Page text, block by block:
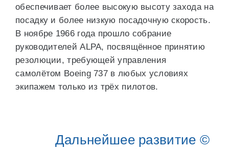
обеспечивает более высокую высоту захода на
посадку и более низкую посадочную скорость.
В ноябре 1966 года прошло собрание
руководителей ALPA, посвящённое принятию
резолюции, требующей управления
самолётом Boeing 737 в любых условиях
экипажем только из трёх пилотов.
Дальнейшее развитие ©